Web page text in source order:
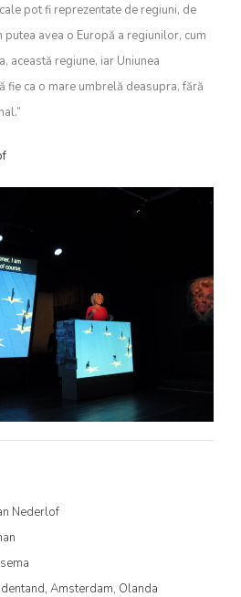
pot fi reprezentate de regiuni, de
putea avea o Europă a regiunilor, cum
această regiune, iar Uniunea
fie ca o mare umbrelă deasupra, fără
Nederlof
Amsterdam, Olanda